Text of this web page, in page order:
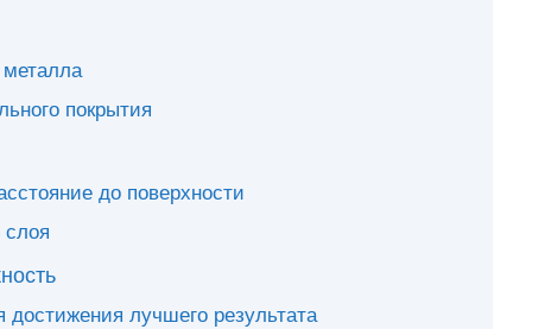
покрытия
до поверхности
слоя
лучшего результата